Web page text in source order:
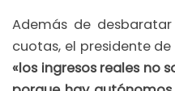
Además de
cuotas, el presidente
«los ingresos reales no